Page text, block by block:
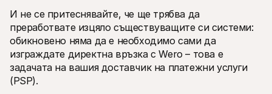
И не се притеснявайте, че ще трябва да
преработвате изцяло съществуващите си системи:
обикновено няма да е необходимо сами да
изграждате директна връзка с Wero – това е
задачата на вашия доставчик на платежни услуги
(PSP).